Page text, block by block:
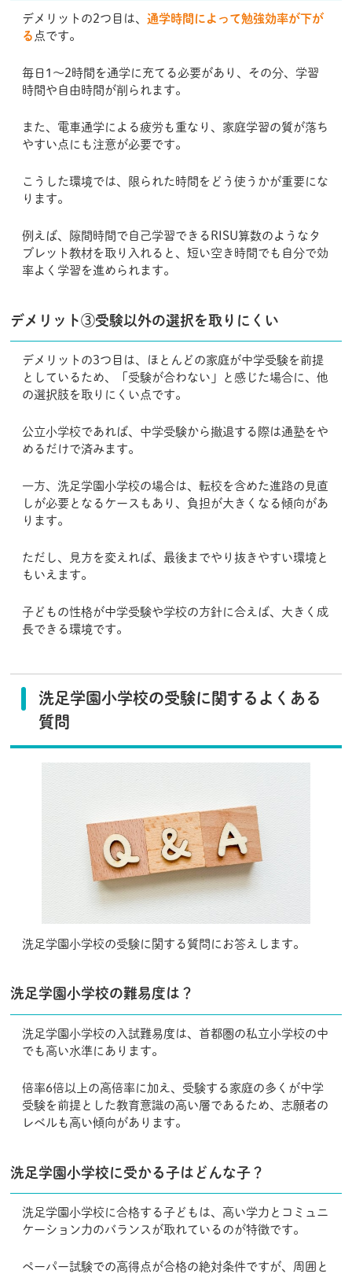
デメリットの2つ目は、通学時間によって勉強効率が下が
る 点です。
毎日1〜2時間を通学に充てる必要があり、その分、学習
時間や自由時間が削られます。
また、電車通学による疲労も重なり、家庭学習の質が落ち
やすい点にも注意が必要です。
こうした環境では、限られた時間をどう使うかが重要にな
ります。
例えば、隙間時間で自己学習できるRISU算数のようなタ
ブレット教材を取り入れると、短い空き時間でも自分で効
率よく学習を進められます。
デメリット③受験以外の選択を取りにくい
デメリットの3つ目は、ほとんどの家庭が中学受験を前提
としているため、「受験が合わない」と感じた場合に、他
の選択肢を取りにくい点です。
公立小学校であれば、中学受験から撤退する際は通塾をや
めるだけで済みます。
一方、洗足学園小学校の場合は、転校を含めた進路の見直
しが必要となるケースもあり、負担が大きくなる傾向があ
ります。
ただし、見方を変えれば、最後までやり抜きやすい環境と
もいえます。
子どもの性格が中学受験や学校の方針に合えば、大きく成
長できる環境です。
洗足学園小学校の受験に関するよくある
質問
洗足学園小学校の受験に関する質問にお答えします。
洗足学園小学校の難易度は？
洗足学園小学校の入試難易度は、首都圏の私立小学校の中
でも高い水準にあります。
倍率6倍以上の高倍率に加え、受験する家庭の多くが中学
受験を前提とした教育意識の高い層であるため、志願者の
レベルも高い傾向があります。
洗足学園小学校に受かる子はどんな子？
洗足学園小学校に合格する子どもは、高い学力とコミュニ
ケーション力のバランスが取れているのが特徴です。
ペーパー試験での高得点が合格の絶対条件ですが、周囲と